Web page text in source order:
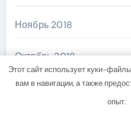
Ноябрь 2018
Октябрь 2018
Сентябрь 2018
Этот сайт использует куки-
вам в навигации, а также
опыт.